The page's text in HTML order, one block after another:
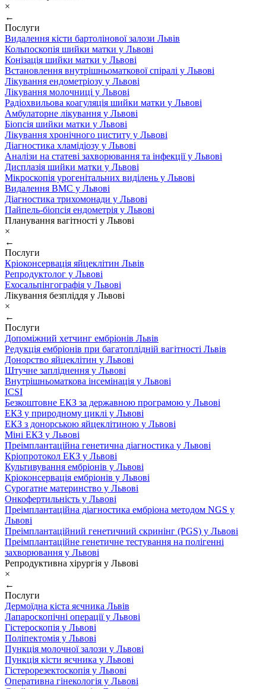
×
←
Послуги
Видалення кісти бартолінової залози Львів
Кольпоскопія шийки матки у Львові
Конізація шийки матки у Львові
Встановлення внутрішньоматкової спіралі у Львові
Лікування ендометріозу у Львові
Лікування молочниці у Львові
Радіохвильова коагуляція шийки матки у Львові
Амбулаторне лікування у Львові
Біопсія шийки матки у Львові
Лікування хронічного циститу у Львові
Діагностика хламідіозу у Львові
Аналізи на статеві захворювання та інфекції у Львові
Дисплазія шийки матки у Львові
Мікроскопія урогенітальних виділень у Львові
Видалення ВМС у Львові
Діагностика трихомонади у Львові
Пайпель-біопсія ендометрія у Львові
Планування вагітності у Львові
×
←
Послуги
Кріоконсервація яйцеклітин Львів
Репродуктолог у Львові
Ехосальпінгографія у Львові
Лікування безпліддя у Львові
×
←
Послуги
Допоміжний хетчинг ембріонів Львів
Редукція ембріонів при багатоплідній вагітності Львів
Донорство яйцеклітин у Львові
Штучне запліднення у Львові
Внутрішньоматкова інсемінація у Львові
ICSI
Безкоштовне ЕКЗ за державною програмою у Львові
ЕКЗ у природному циклі у Львові
ЕКЗ з донорською яйцеклітиною у Львові
Міні ЕКЗ у Львові
Преімплантаційна генетична діагностика у Львові
Кріопротокол ЕКЗ у Львові
Культивування ембріонів у Львові
Кріоконсервація ембріонів у Львові
Сурогатне материнство у Львові
Онкофертильність у Львові
Преімплантаційна діагностика ембріона методом NGS у
Львові
Преімплантаційний генетичний скринінг (PGS) у Львові
Преімплантаційне генетичне тестування на полігенні
захворювання у Львові
Репродуктивна хірургія у Львові
×
←
Послуги
Дермоїдна кіста яєчника Львів
Лапароскопічні операції у Львові
Гістероскопія у Львові
Поліпектомія у Львові
Пункція молочної залози у Львові
Пункція кісти яєчника у Львові
Гістерорезектоскопія у Львові
Оперативна гінекологія у Львові